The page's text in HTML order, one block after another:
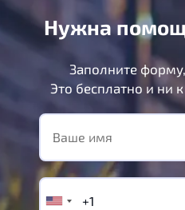
Нужна
Заполните
Это бесплатно и ни